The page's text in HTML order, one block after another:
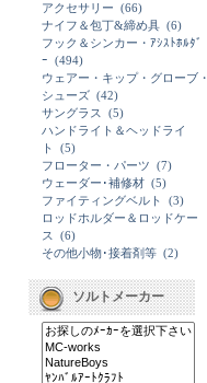
アクセサリー (66)
ナイフ＆包丁&締め具 (6)
フック＆シンカー・ｱｼｽﾄﾎﾙﾀﾞ
ｰ (494)
ウェアー・キップ・グローブ・
シューズ (42)
サングラス
(5)
ハンドライト＆ヘッドライ
ト
(5)
フローター・パーツ (7)
ウェーダー･補修材 (5)
ファイティングベルト
(3)
ロッドホルダー＆ロッドケー
ス
(6)
その他小物･接着剤等 (2)
ソルトメーカー